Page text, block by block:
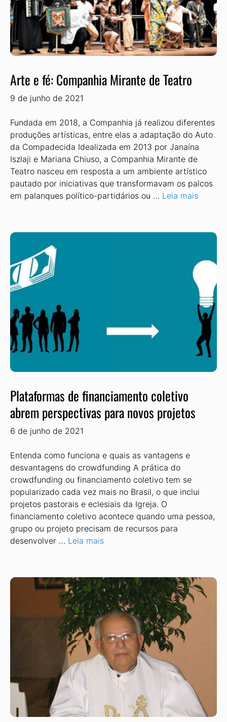
Arte e fé: Companhia Mirante de Teatro
9 de junho de 2021
Fundada em 2018, a Companhia já realizou diferentes
produções artísticas, entre elas a adaptação do Auto
da Compadecida Idealizada em 2013 por Janaína
Iszlaji e Mariana Chiuso, a Companhia Mirante de
Teatro nasceu em resposta a um ambiente artístico
pautado por iniciativas que transformavam os palcos
em palanques político-partidários ou … Leia mais
Plataformas de financiamento coletivo
abrem perspectivas para novos projetos
6 de junho de 2021
Entenda como funciona e quais as vantagens e
desvantagens do crowdfunding A prática do
crowdfunding ou financiamento coletivo tem se
popularizado cada vez mais no Brasil, o que inclui
projetos pastorais e eclesiais da Igreja. O
financiamento coletivo acontece quando uma pessoa,
grupo ou projeto precisam de recursos para
desenvolver … Leia mais